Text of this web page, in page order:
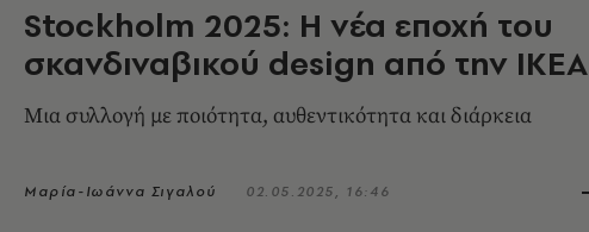
Stockholm 2025: Η νέα εποχή του
σκανδιναβικού design από την ΙΚΕΑ
Μια συλλογή με ποιότητα, αυθεντικότητα και διάρκεια
Μαρία-Ιωάννα Σιγαλού 02.05.2025, 16:46